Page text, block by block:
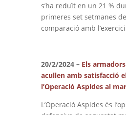
s’ha reduït en un 21 %
primeres set setmanes de
comparació amb
20/2/2024 – Els
acullen amb satisfacció
l’Operació Aspides al
L’Operació Aspides és